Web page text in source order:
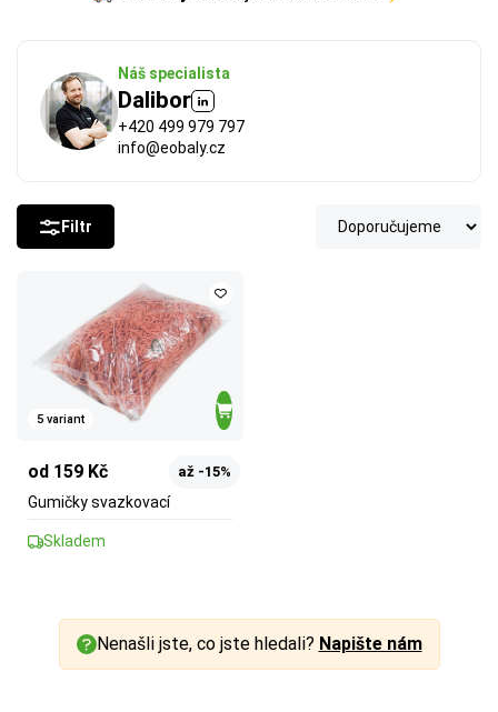
Náš specialista
Dalibor
+420 499 979 797
info@eobaly.cz
Filtr
5 variant
od 159 Kč až -15%
Gumičky svazkovací
Skladem
Nenašli jste, co jste hledali? Napište nám